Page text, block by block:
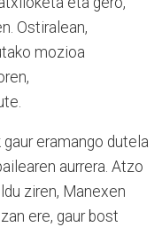
Ostiralean,
mozioa
eramango dutela
aurrera. Atzo
ziren, Manexen
ere, gaur bost